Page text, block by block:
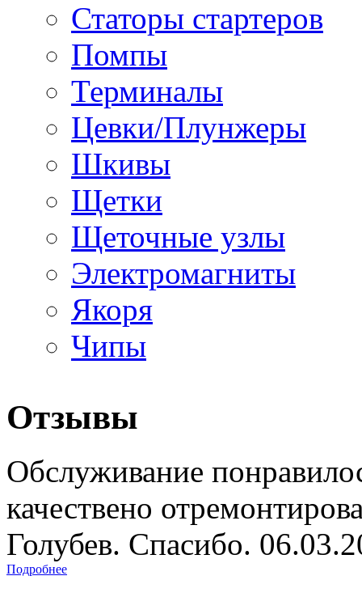
Статоры стартеров
Помпы
Терминалы
Цевки/Плунжеры
Шкивы
Щетки
Щеточные узлы
Электромагниты
Якоря
Чипы
Отзывы
Обслуживание
качествено
Голубев. Спасибо.
Подробнее